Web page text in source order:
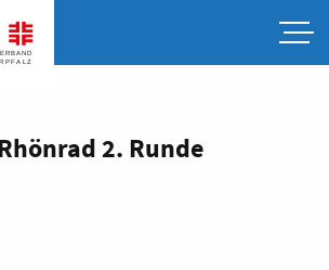
2. Runde